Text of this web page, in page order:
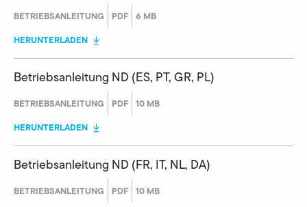
BETRIEBSANLEITUNG PDF 6 MB
HERUNTERLADEN
Betriebsanleitung ND (ES, PT, GR, PL)
BETRIEBSANLEITUNG PDF 10 MB
HERUNTERLADEN
Betriebsanleitung ND (FR, IT, NL, DA)
BETRIEBSANLEITUNG PDF 10 MB